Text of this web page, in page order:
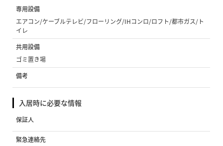
専用設備
エアコン/ケーブルテレビ/フローリング/IHコンロ/ロフト/都市ガス/ト
イレ
共用設備
ゴミ置き場
備考
入居時に必要な情報
保証人
緊急連絡先